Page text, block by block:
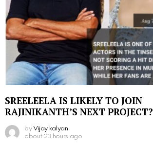
SREELEELA IS LIKELY TO JOIN
RAJINIKANTH’S NEXT PROJECT?
by Vijay kalyan
about 23 hours ago